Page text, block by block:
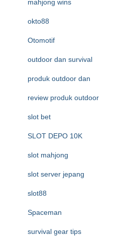
mahjong wins
okto88
Otomotif
outdoor dan survival
produk outdoor dan
review produk outdoor
slot bet
SLOT DEPO 10K
slot mahjong
slot server jepang
slot88
Spaceman
survival gear tips